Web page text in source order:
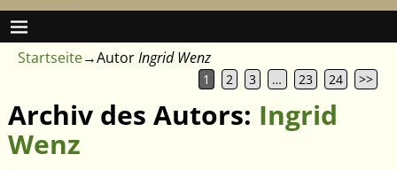
Startseite→AutorIngrid Wenz
1 2 3 … 23 24 >>
Archiv des Autors: Ingrid
Wenz